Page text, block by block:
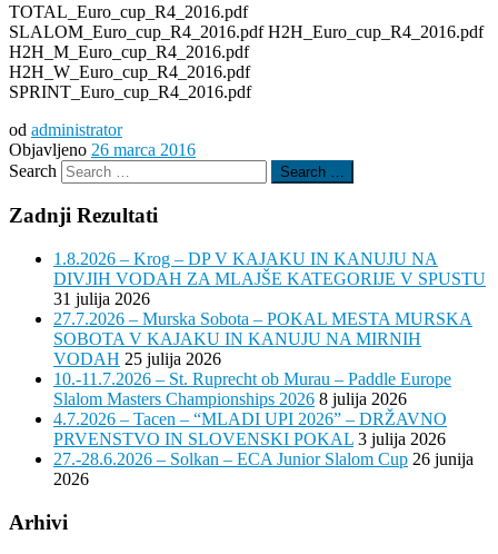
TOTAL_Euro_cup_R4_2016.pdf
SLALOM_Euro_cup_R4_2016.pdf H2H_Euro_cup_R4_2016.pdf
H2H_M_Euro_cup_R4_2016.pdf
H2H_W_Euro_cup_R4_2016.pdf
SPRINT_Euro_cup_R4_2016.pdf
od administrator
Objavljeno 26 marca 2016
Search
Search …
Zadnji Rezultati
1.8.2026 – Krog – DP V KAJAKU IN KANUJU NA
DIVJIH VODAH ZA MLAJŠE KATEGORIJE V SPUSTU
31 julija 2026
27.7.2026 – Murska Sobota – POKAL MESTA MURSKA
SOBOTA V KAJAKU IN KANUJU NA MIRNIH
VODAH 25 julija 2026
10.-11.7.2026 – St. Ruprecht ob Murau – Paddle Europe
Slalom Masters Championships 2026 8 julija 2026
4.7.2026 – Tacen – “MLADI UPI 2026” – DRŽAVNO
PRVENSTVO IN SLOVENSKI POKAL 3 julija 2026
27.-28.6.2026 – Solkan – ECA Junior Slalom Cup 26 junija
2026
Arhivi